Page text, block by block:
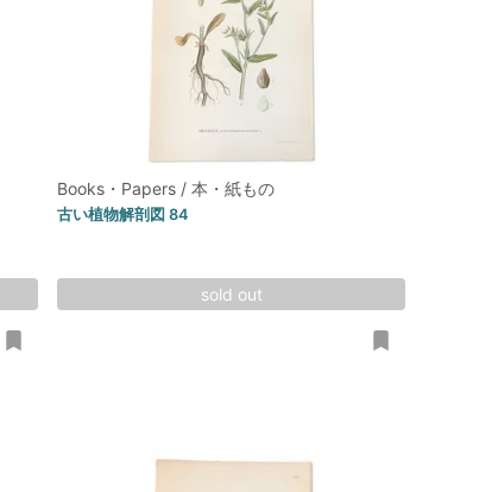
Books・Papers / 本・紙もの
古い植物解剖図 84
sold out